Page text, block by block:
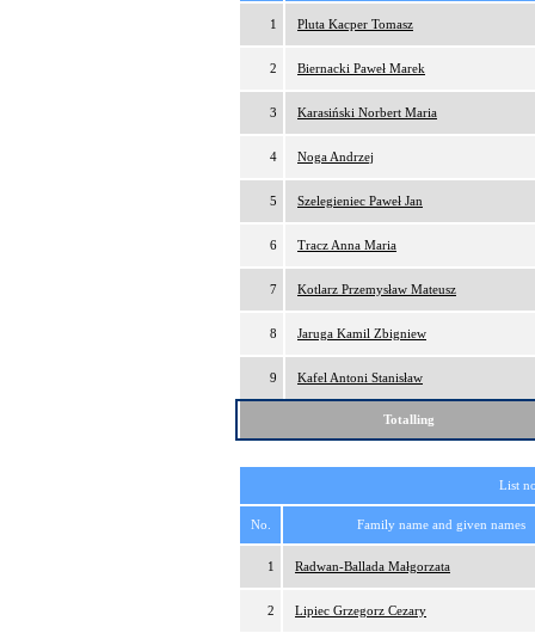
1 Pluta Kacper Tomasz
2 Biernacki Paweł Marek
3 Karasiński Norbert Maria
4 Noga Andrzej
5 Szelegieniec Paweł Jan
6 Tracz Anna Maria
7 Kotlarz Przemysław Mateusz
8 Jaruga Kamil Zbigniew
9 Kafel Antoni Stanisław
Totalling
List
No. Family name and given names
1 Radwan-Ballada Małgorzata
2 Lipiec Grzegorz Cezary